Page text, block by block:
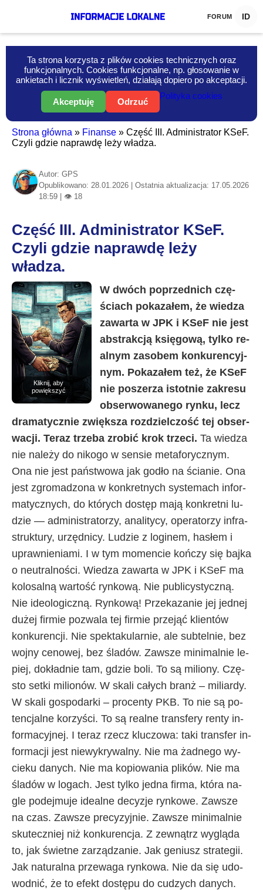
FORUM ID
Ta strona korzysta z plików cookies technicznych oraz
funkcjonalnych. Cookies funkcjonalne, np. głosowanie w
ankietach i licznik wyświetleń, działają dopiero po akceptacji.
Akceptuję Odrzuć
Polityka cookies
Strona główna » Finanse » Część III. Administrator KSeF.
Czyli gdzie naprawdę leży władza.
Autor: GPS
Opublikowano: 28.01.2026 | Ostatnia aktualizacja: 17.05.2026
18:59 | 👁 18
Część III. Administrator KSeF.
Czyli gdzie naprawdę leży
władza.
Informacje-Lokalne.PL
Kliknij, aby
powiększyć
W dwó­ch po­przed­ni­ch czę­
ścia­ch po­ka­za­łem, że wie­dza
za­war­ta w JPK i KSeF nie je­st
abs­trak­cją księ­go­wą, tyl­ko re­
al­nym za­so­bem kon­ku­ren­cyj­
nym. Po­ka­za­łem też, że KSeF
nie po­sze­rza istot­nie za­kre­su
ob­ser­wo­wa­ne­go ryn­ku, le­cz
dra­ma­tycz­nie zwięk­sza roz­dziel­czo­ść tej ob­ser­
wa­cji. Te­raz trze­ba zro­bić krok trze­ci. Ta wie­dza
nie na­le­ży do ni­ko­go w sen­sie me­ta­fo­rycz­nym.
Ona nie je­st pań­stwo­wa jak go­dło na ścia­nie. Ona
je­st zgro­ma­dzo­na w kon­kret­ny­ch sys­te­ma­ch in­for­
ma­tycz­ny­ch, do któ­ry­ch do­stęp ma­ją kon­kret­ni lu­
dzie — ad­mi­ni­stra­to­rzy, ana­li­ty­cy, ope­ra­to­rzy in­fra­
struk­tu­ry, urzęd­ni­cy. Lu­dzie z lo­gi­nem, ha­słem i
upraw­nie­nia­mi. I w tym mo­men­cie koń­czy się baj­ka
o neu­tral­no­ści. Wie­dza za­war­ta w JPK i KSeF ma
ko­lo­sal­ną war­to­ść ryn­ko­wą. Nie pu­bli­cy­stycz­ną.
Nie ide­olo­gicz­ną. Ryn­ko­wą! Prze­ka­za­nie jej jed­nej
du­żej fir­mie po­zwa­la tej fir­mie prze­jąć klien­tów
kon­ku­ren­cji. Nie spek­ta­ku­lar­nie, ale sub­tel­nie, bez
woj­ny ce­no­wej, bez śla­dów. Za­wsze mi­ni­mal­nie le­
piej, do­kład­nie tam, gdzie bo­li. To są mi­lio­ny. Czę­
sto set­ki mi­lio­nów. W ska­li ca­ły­ch branż – mi­liar­dy.
W ska­li go­spo­dar­ki – pro­cen­ty PKB. To nie są po­
ten­cjal­ne ko­rzy­ści. To są re­al­ne trans­fe­ry ren­ty in­
for­ma­cyj­nej. I te­raz rze­cz klu­czo­wa: ta­ki trans­fer in­
for­ma­cji je­st nie­wy­kry­wal­ny. Nie ma żad­ne­go wy­
cie­ku da­ny­ch. Nie ma ko­pio­wa­nia pli­ków. Nie ma
śla­dów w lo­ga­ch. Je­st tyl­ko jed­na fir­ma, któ­ra na­
gle po­dej­mu­je ide­al­ne de­cy­zje ryn­ko­we. Za­wsze
na czas. Za­wsze pre­cy­zyj­nie. Za­wsze mi­ni­mal­nie
sku­tecz­niej niż kon­ku­ren­cja. Z ze­wną­trz wy­glą­da
to, jak świet­ne za­rzą­dza­nie. Jak ge­niu­sz stra­te­gii.
Jak na­tu­ral­na prze­wa­ga ryn­ko­wa. Nie da się udo­
wod­nić, że to efekt do­stę­pu do cu­dzy­ch da­ny­ch.